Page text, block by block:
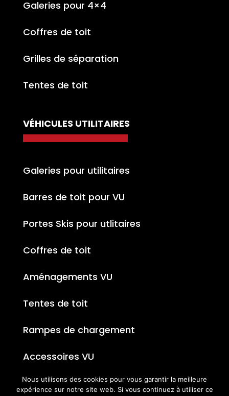
Galeries pour 4×4
Coffres de toit
Grilles de séparation
Tentes de toit
VÉHICULES UTILITAIRES
Galeries pour utilitaires
Barres de toit pour VU
Portes Skis pour utlitaires
Coffres de toit
Aménagements VU
Tentes de toit
Rampes de chargement
Accessoires VU
Nous utilisons des cookies pour vous garantir la meilleure
expérience sur notre site web. Si vous continuez à utiliser ce